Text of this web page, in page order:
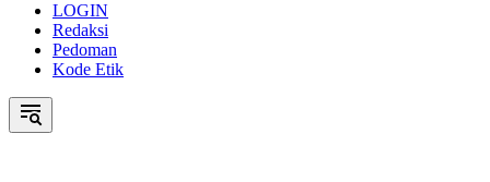
LOGIN
Redaksi
Pedoman
Kode Etik